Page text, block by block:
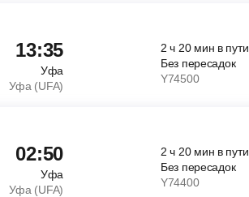
13:35
Уфа
Уфа (UFA)
2ч 20 мин в пути
Без пересадок
Y74500
02:50
Уфа
Уфа (UFA)
2ч 20 мин в пути
Без пересадок
Y74400